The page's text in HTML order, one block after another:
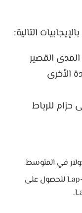
التالية:
القصير
الأخرى
حزام للرباط
راجع دليل المريض الخاص بجراحة Lap-Band للحصول على